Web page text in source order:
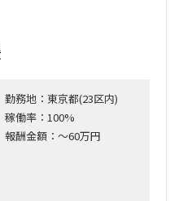
勤務地：東京都(23区内)
稼働率：100%
報酬金額：～60万円